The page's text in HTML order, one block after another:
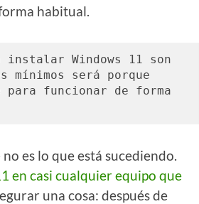
habitual.
Windows 11 son
será porque
para funcionar de forma
es lo que está sucediendo.
en casi cualquier equipo que
una cosa: después de